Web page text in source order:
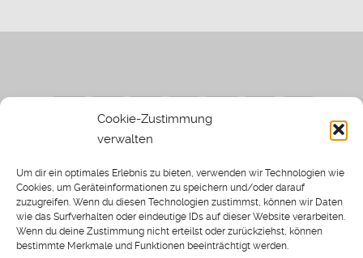
Cookie-Zustimmung
verwalten
Um dir ein optimales Erlebnis zu bieten, verwenden wir Technologien wie
Cookies, um Geräteinformationen zu speichern und/oder darauf
zuzugreifen. Wenn du diesen Technologien zustimmst, können wir Daten
wie das Surfverhalten oder eindeutige IDs auf dieser Website verarbeiten.
Wenn du deine Zustimmung nicht erteilst oder zurückziehst, können
bestimmte Merkmale und Funktionen beeinträchtigt werden.
Spielwiese